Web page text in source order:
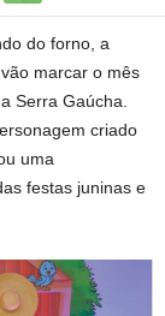
do forno, a
marcar o mês
Serra Gaúcha.
criado
uma
festas juninas e